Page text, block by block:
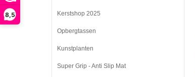
8,5 Kerstshop 2025
Opbergtassen
Kunstplanten
Super Grip - Anti Slip Mat